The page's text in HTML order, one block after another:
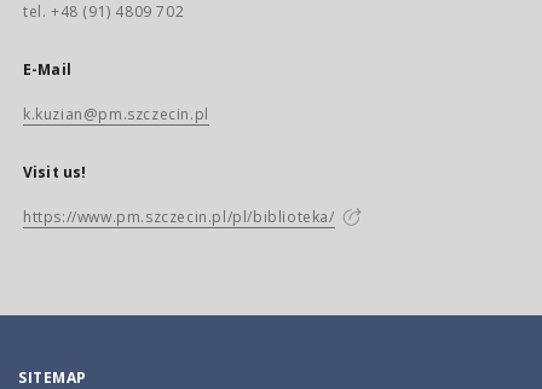
tel. +48 (91) 4809 702
E-Mail
k.kuzian@pm.szczecin.pl
Visit us!
https://www.pm.szczecin.pl/pl/biblioteka/
SITEMAP